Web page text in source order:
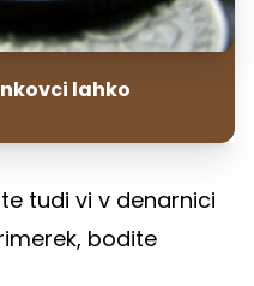
lahko
tudi vi v denarnici
bodite